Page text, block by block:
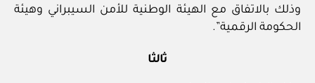
وذلك بالاتفاق مع الهيئة الوطنية للأمن السيبراني وهيئة
الحكومة الرقمية”.
ثالثا